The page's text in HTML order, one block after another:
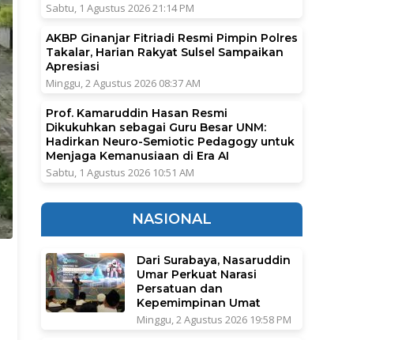
Sabtu, 1 Agustus 2026 21:14 PM
AKBP Ginanjar Fitriadi Resmi Pimpin Polres
Takalar, Harian Rakyat Sulsel Sampaikan
Apresiasi
Minggu, 2 Agustus 2026 08:37 AM
Prof. Kamaruddin Hasan Resmi
Dikukuhkan sebagai Guru Besar UNM:
Hadirkan Neuro-Semiotic Pedagogy untuk
Menjaga Kemanusiaan di Era AI
Sabtu, 1 Agustus 2026 10:51 AM
NASIONAL
Dari Surabaya, Nasaruddin
Umar Perkuat Narasi
Persatuan dan
Kepemimpinan Umat
Minggu, 2 Agustus 2026 19:58 PM